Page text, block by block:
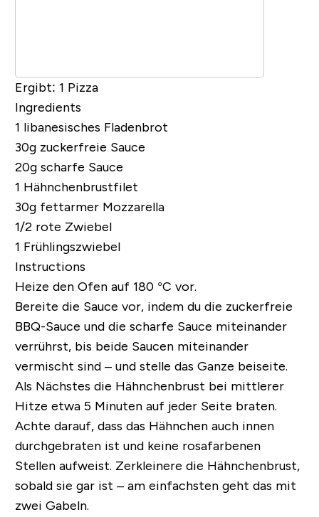
Ergibt: 1 Pizza
Ingredients
1 libanesisches Fladenbrot
30gzuckerfreie Sauce
20g scharfe Sauce
1 Hähnchenbrustfilet
30g fettarmer Mozzarella
1/2 rote Zwiebel
1 Frühlingszwiebel
Instructions
Heize den Ofen auf 180 °C vor.
Bereite die Sauce vor, indem du die zuckerfreie
BBQ-Sauce und die scharfe Sauce miteinander
verrührst, bis beide Saucen miteinander
vermischt sind – und stelle das Ganze beiseite.
Als Nächstes die Hähnchenbrust bei mittlerer
Hitze etwa 5 Minuten auf jeder Seite braten.
Achte darauf, dass das Hähnchen auch innen
durchgebraten ist und keine rosafarbenen
Stellen aufweist. Zerkleinere die Hähnchenbrust,
sobald sie gar ist – am einfachsten geht das mit
zwei Gabeln.